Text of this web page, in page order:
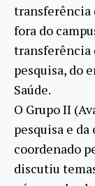
transferência
fora do
transferência
pesquisa, do
Saúde.
O Grupo II
pesquisa e
coordenado
discutiu